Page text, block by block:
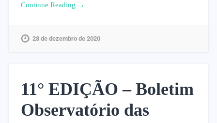
Continue Reading →
28 de dezembro de 2020
11° EDIÇÃO – Boletim
Observatório das